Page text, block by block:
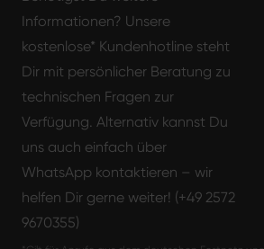
Informationen? Unsere
kostenlose* Kundenhotline steht
Dir mit persönlicher Beratung zu
technischen Fragen zur
Verfügung. Alternativ kannst Du
uns auch einfach über
WhatsApp kontaktieren – wir
helfen Dir gerne weiter! (+49 2572
9670355)